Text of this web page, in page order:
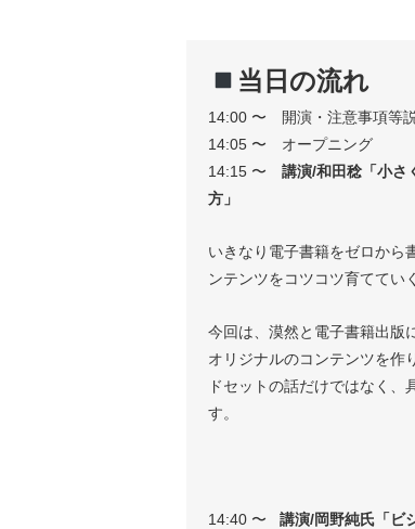
当日の流れ
14:00 〜 開演・注意事項等
14:05 〜 オープニング
14:15 〜 講演/和田稔「小さ
方」
いきなり電子書籍をゼロから
ンテンツをコツコツ育ててい
今回は、漠然と電子書籍出版
オリジナルのコンテンツを作
ドセットの話だけではなく
す。
14:40 〜 講演/岡野純氏「ビ